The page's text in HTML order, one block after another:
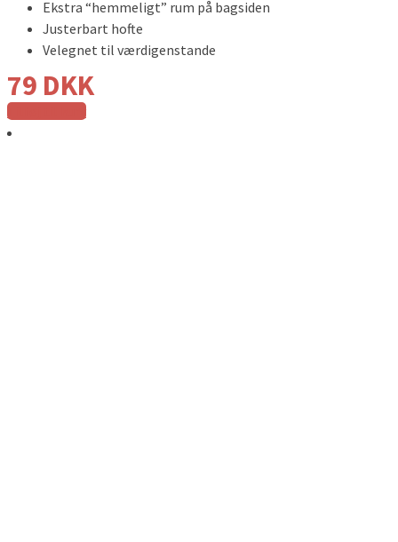
Ekstra “hemmeligt” rum på bagsiden
Justerbart hofte
Velegnet til værdigenstande
79 DKK
Tilføj til kurv